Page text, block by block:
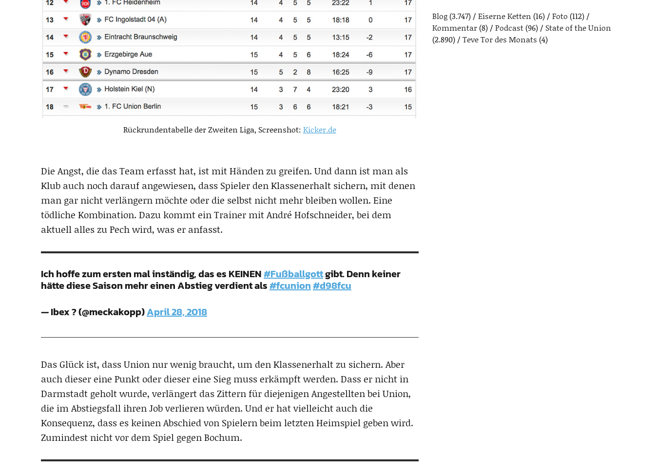
Rückrundentabelle der Zweiten Liga, Screenshot: Kicker.de
Die Angst, die das Team erfasst hat, ist mit Händen zu greifen. Und dann ist man als
Klub auch noch darauf angewiesen, dass Spieler den Klassenerhalt sichern, mit denen
man gar nicht verlängern möchte oder die selbst nicht mehr bleiben wollen. Eine
tödliche Kombination. Dazu kommt ein Trainer mit André Hofschneider, bei dem
aktuell alles zu Pech wird, was er anfasst.
Ich hoffe zum ersten mal inständig, das es KEINEN#Fußballgottgibt. Denn keiner
hätte diese Saison mehr einen Abstieg verdient als#fcunion#d98fcu
— Ibex ? (@meckakopp)April 28, 2018
Das Glück ist, dass Union nur wenig braucht, um den Klassenerhalt zu sichern. Aber
auch dieser eine Punkt oder dieser eine Sieg muss erkämpft werden. Dass er nicht in
Darmstadt geholt wurde, verlängert das Zittern für diejenigen Angestellten bei Union,
die im Abstiegsfall ihren Job verlieren würden. Und er hat vielleicht auch die
Konsequenz, dass es keinen Abschied von Spielern beim letzten Heimspiel geben wird.
Zumindest nicht vor dem Spiel gegen Bochum.
Blog(3.747) Eiserne Ketten (16) Foto (112)
Kommentar(8) Podcast(96)
State of the Union
(2.890)
Teve Tor des Monats (4)